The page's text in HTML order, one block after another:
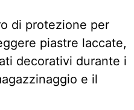
di protezione per
piastre laccate,
decorativi durante i
e il